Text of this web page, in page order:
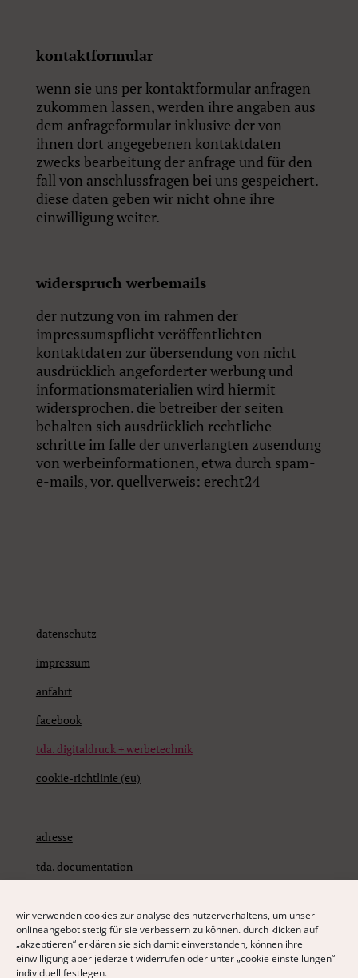
wir verwenden cookies zur analyse des nutzerverhaltens, um unser
onlineangebot stetig für sie verbessern zu können. durch klicken auf
„akzeptieren“ erklären sie sich damit einverstanden, können ihre
einwilligung aber jederzeit widerrufen oder unter „cookie einstellungen“
individuell festlegen.
kontaktformular
wenn sie uns per kontaktformular anfragen
zukommen lassen, werden ihre angaben aus
dem anfrageformular inklusive der von
ihnen dort angegebenen kontaktdaten
zwecks bearbeitung der anfrage und für den
fall von anschlussfragen bei uns gespeichert.
diese daten geben wir nicht ohne ihre
einwilligung weiter.
widerspruch werbemails
der nutzung von im rahmen der
impressumspflicht veröffentlichten
kontaktdaten zur übersendung von nicht
ausdrücklich angeforderter werbung und
informationsmaterialien wird hiermit
widersprochen. die betreiber der seiten
behalten sich ausdrücklich rechtliche
schritte im falle der unverlangten zusendung
von werbeinformationen, etwa durch spam-
e-mails, vor. quellverweis: erecht24
datenschutz
impressum
anfahrt
facebook
tda. digitaldruck + werbetechnik
cookie-richtlinie (eu)
adresse
tda. documentation
krankenhausstraße 1
87459 pfronten